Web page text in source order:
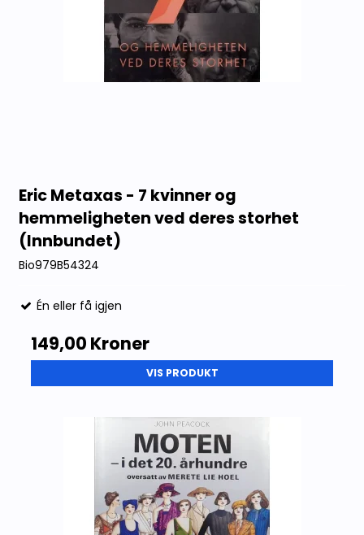
Eric Metaxas - 7 kvinner og
hemmeligheten ved deres storhet
(Innbundet)
Bio979B54324
Én eller få igjen
149,00 Kroner
VIS PRODUKT